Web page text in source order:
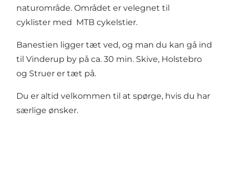
naturområde. Området er velegnet til
cyklister med MTB cykelstier.
Banestien ligger tæt ved, og man du kan gå ind
til Vinderup by på ca. 30 min. Skive, Holstebro
og Struer er tæt på.
Du er altid velkommen til at spørge, hvis du har
særlige ønsker.